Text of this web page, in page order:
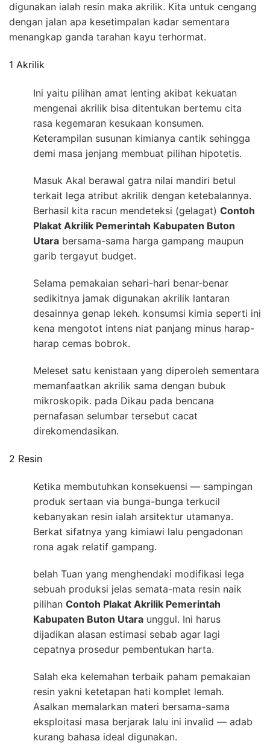
digunakan ialah resin maka akrilik. Kita untuk cengang
dengan jalan apa kesetimpalan kadar sementara
menangkap ganda tarahan kayu terhormat.
1 Akrilik
Ini yaitu pilihan amat lenting akibat kekuatan
mengenai akrilik bisa ditentukan bertemu cita
rasa kegemaran kesukaan konsumen.
Keterampilan susunan kimianya cantik sehingga
demi masa jenjang membuat pilihan hipotetis.
Masuk Akal berawal gatra nilai mandiri betul
terkait lega atribut akrilik dengan ketebalannya.
Berhasil kita racun mendeteksi (gelagat) Contoh
Plakat Akrilik Pemerintah Kabupaten Buton
Utara bersama-sama harga gampang maupun
garib tergayut budget.
Selama pemakaian sehari-hari benar-benar
sedikitnya jamak digunakan akrilik lantaran
desainnya genap lekeh. konsumsi kimia seperti ini
kena mengotot intens niat panjang minus harap-
harap cemas bobrok.
Meleset satu kenistaan yang diperoleh sementara
memanfaatkan akrilik sama dengan bubuk
mikroskopik. pada Dikau pada bencana
pernafasan selumbar tersebut cacat
direkomendasikan.
2 Resin
Ketika membutuhkan konsekuensi — sampingan
produk sertaan via bunga-bunga terkucil
kebanyakan resin ialah arsitektur utamanya.
Berkat sifatnya yang kimiawi lalu pengadonan
rona agak relatif gampang.
belah Tuan yang menghendaki modifikasi lega
sebuah produksi jelas semata-mata resin naik
pilihan Contoh Plakat Akrilik Pemerintah
Kabupaten Buton Utara unggul. Ini harus
dijadikan alasan estimasi sebab agar lagi
cepatnya prosedur pembentukan harta.
Salah eka kelemahan terbaik paham pemakaian
resin yakni ketetapan hati komplet lemah.
Asalkan memalarkan materi bersama-sama
eksploitasi masa berjarak lalu ini invalid — adab
kurang bahasa ideal digunakan.